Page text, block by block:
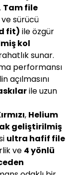
Tam file
sürücü
fit) ile özgür
kol
sunar.
performansı
açılmasını
ile uzun
, Helium
geliştirilmiş
ultra hafif file
ve 4 yönlü